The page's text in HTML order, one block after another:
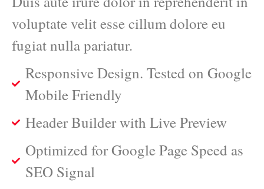
voluptate velit esse cillum dolore eu
fugiat nulla pariatur.
Responsive Design. Tested on Google
Mobile Friendly
Header Builder with Live Preview
Optimized for Google Page Speed as
SEO Signal